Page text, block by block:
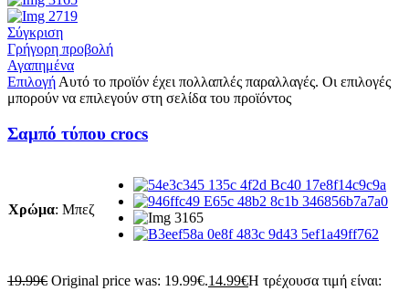
Σύγκριση
Γρήγορη προβολή
Αγαπημένα
Επιλογή Αυτό το προϊόν έχει πολλαπλές παραλλαγές. Οι επιλογές
μπορούν να επιλεγούν στη σελίδα του προϊόντος
Σαμπό τύπου crocs
Χρώμα: Μπεζ
19.99€ Original price was: 19.99€.14.99€Η τρέχουσα τιμή είναι: